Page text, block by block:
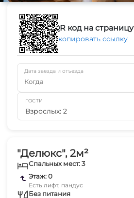
"Делюкс", 2м²
Спальных мест: 3
Этаж: 0
Есть лифт, пандус
Без питания
QR код на страницу
Скопировать ссылку
Дата заезда и отъезда
Когда
ГОСТИ
Взрослых: 2